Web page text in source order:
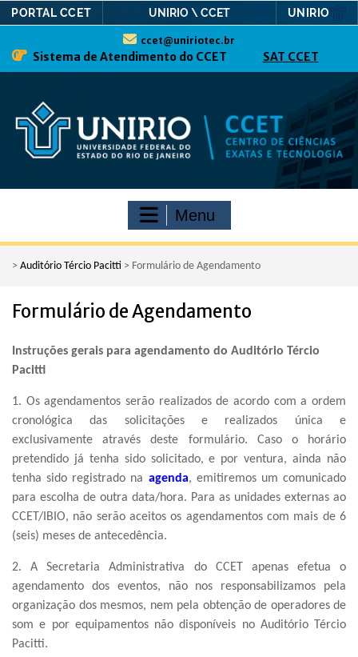
PORTAL CCET UNIRIO \ CCET UNIRIO
ccet@uniriotec.br
Sistema de Atendimento do CCET SAT CCET
Menu
> Auditório Tércio Pacitti > Formulário de Agendamento
Formulário de Agendamento
Instruções gerais para agendamento do Auditório Tércio
Pacitti
1. Os agendamentos serão realizados de acordo com a ordem
cronológica das solicitações e realizados única e
exclusivamente através deste formulário. Caso o horário
pretendido já tenha sido solicitado, e por ventura, ainda não
tenha sido registrado na agenda, emitiremos um comunicado
para escolha de outra data/hora. Para as unidades externas ao
CCET/IBIO, não serão aceitos os agendamentos com mais de 6
(seis) meses de antecedência.
2. A Secretaria Administrativa do CCET apenas efetua o
agendamento dos eventos, não nos responsabilizamos pela
organização dos mesmos, nem pela obtenção de operadores de
som e por equipamentos não disponíveis no Auditório Tércio
Pacitti.